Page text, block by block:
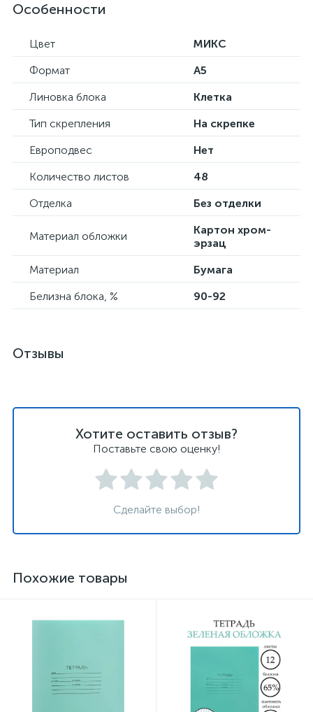
Особенности
Цвет
МИКС
Формат
А5
Линовка блока
Клетка
Тип скрепления
На скрепке
Европодвес
Нет
Количество листов
48
Отделка
Без отделки
Материал обложки
Картон хром-
эрзац
Материал
Бумага
Белизна блока, %
90-92
Отзывы
Хотите оставить отзыв?
Поставьте свою оценку!
Сделайте выбор!
Похожие товары